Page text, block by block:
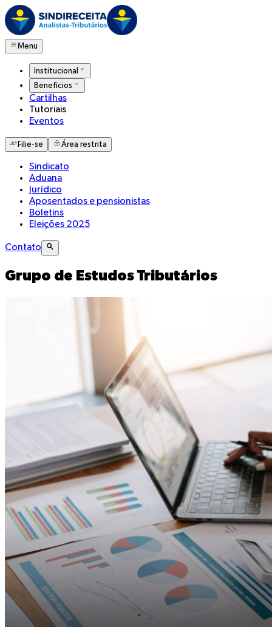
Menu
Institucional
Benefícios
Cartilhas
Tutoriais
Eventos
Filie-se Área restrita
Sindicato
Aduana
Jurídico
Aposentados e pensionistas
Boletins
Eleições 2025
Contato
Grupo de Estudos Tributários